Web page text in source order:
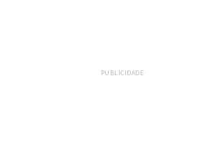
PUBLICIDADE